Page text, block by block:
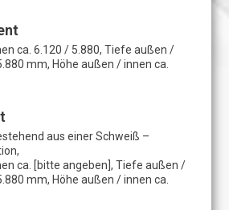
ca. 6.120 / 5.880, Tiefe außen /
mm, Höhe außen / innen ca.
aus einer Schweiß –
ca. [bitte angeben], Tiefe außen /
mm, Höhe außen / innen ca.